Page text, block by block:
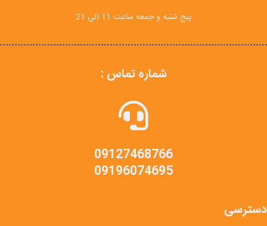
پنج شنبه و جمعه ساعت 11 الی 21
شماره تماس :
09127468766
09196074695
دسترسی